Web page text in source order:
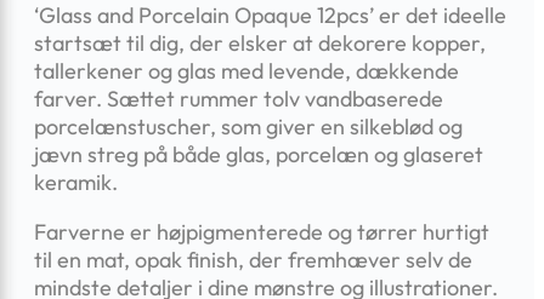
‘Glass and Porcelain Opaque 12pcs’ er det ideelle
startsæt til dig, der elsker at dekorere kopper,
tallerkener og glas med levende, dækkende
farver. Sættet rummer tolv vandbaserede
porcelænstuscher, som giver en silkeblød og
jævn streg på både glas, porcelæn og glaseret
keramik.
Farverne er højpigmenterede og tørrer hurtigt
til en mat, opa­k finish, der fremhæver selv de
mindste detaljer i dine mønstre og illustrationer.